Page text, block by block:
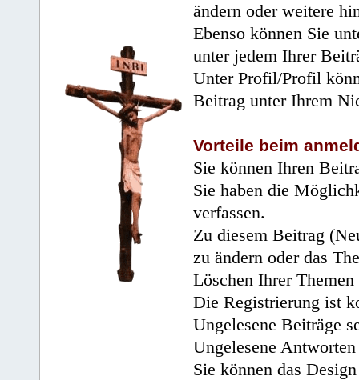
ändern oder weitere
Ebenso können Sie
unter jedem Ihrer
Unter Profil/Profil
Beitrag unter Ihrem
Vorteile beim
Sie können Ihren
Sie haben die
verfassen.
Zu diesem Beitrag
zu ändern oder das
Löschen Ihrer
Die Registrierung ist
Ungelesene Beiträge
Ungelesene
Sie können das